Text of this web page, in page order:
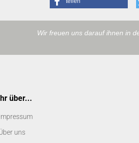
Wir freuen uns darauf ihnen in
über...
uns